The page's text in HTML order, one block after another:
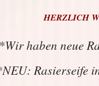
HERZLICH
haben neue
Rasierseife